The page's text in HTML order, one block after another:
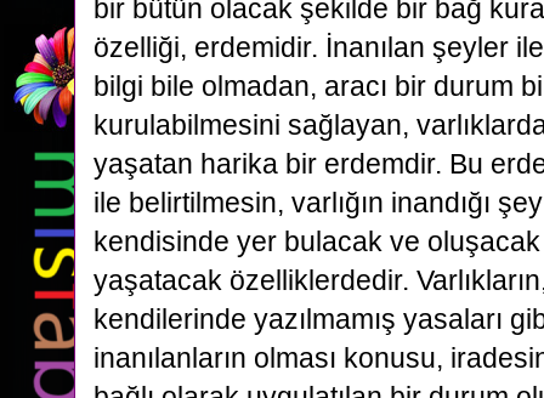
bir bütün olacak şekilde bir bağ
özelliği, erdemidir. İnanılan şeyler ile
bilgi bile olmadan, aracı bir durum
kurulabilmesini sağlayan,
yaşatan harika bir erdemdir. Bu
ile belirtilmesin, varlığın inandığı
kendisinde yer bulacak ve
yaşatacak özelliklerdedir.
kendilerinde yazılmamış yasaları
inanılanların olması konusu,